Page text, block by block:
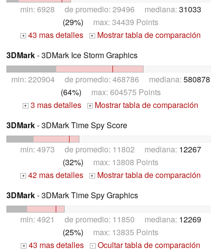
min: 6928 de promedio: 29496 mediana: 31033
(29%) max: 34439 Points
+ 43 mas detalles + Mostrar tabla de comparación
3DMark- 3DMark Ice Storm Graphics
min: 220904 de promedio: 468786 mediana: 580878
(64%) max: 604575 Points
+ 3 mas detalles +
Mostrar tabla de comparación
3DMark- 3DMark Time Spy Score
min: 4973 de promedio: 11802 mediana: 12267
(32%) max: 13808 Points
+ 42 mas detalles + Mostrar tabla de comparación
3DMark- 3DMark Time Spy Graphics
min: 4921 de promedio: 11850 mediana: 12269
(25%) max: 13835 Points
+ 43 mas detalles - Ocultar tabla de comparación